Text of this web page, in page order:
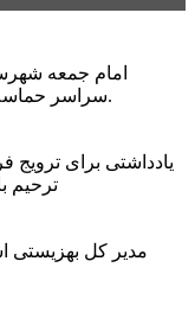
امام جمعه
سراسر حماسه خونخواهی و مرگ بر آمریکا و اسرائیل بود.
یادداشتی برای ترویج
ترحیم